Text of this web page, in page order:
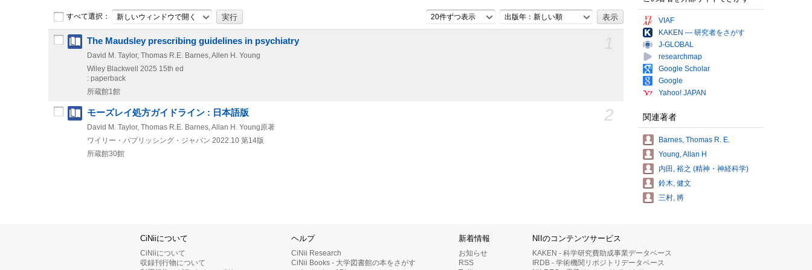
すべて選択： 新しいウィンドウで開く 20件ずつ表示 出版年：新しい順
The Maudsley prescribing guidelines in psychiatry
David M. Taylor, Thomas R.E. Barnes, Allen H. Young
Wiley Blackwell
2025 15th ed
: paperback
所蔵館1館
2
モーズレイ処方ガイドライン : 日本語版
David M. Taylor, Thomas R.E. Barnes, Allan H. Young原著
ワイリー・パブリッシング・ジャパン 2022.10 第14版
所蔵館30館
VIAF
KAKEN — 研究者をさがす
J-GLOBAL
researchmap
Google Scholar
Google
Yahoo! JAPAN
関連著者
Barnes, Thomas R. E.
Young, Allan H
内田, 裕之 (精神・神経科学)
鈴木, 健文
三村, 將
CiNiiについて
CiNiiについて
収録刊行物について
ヘルプ
CiNii Research
CiNii Books - 大学図書館の本をさがす
新着情報
お知らせ
RSS
NIIのコンテンツサービス
KAKEN - 科学研究費助成事業データベース
IRDB - 学術機関リポジトリデータベース